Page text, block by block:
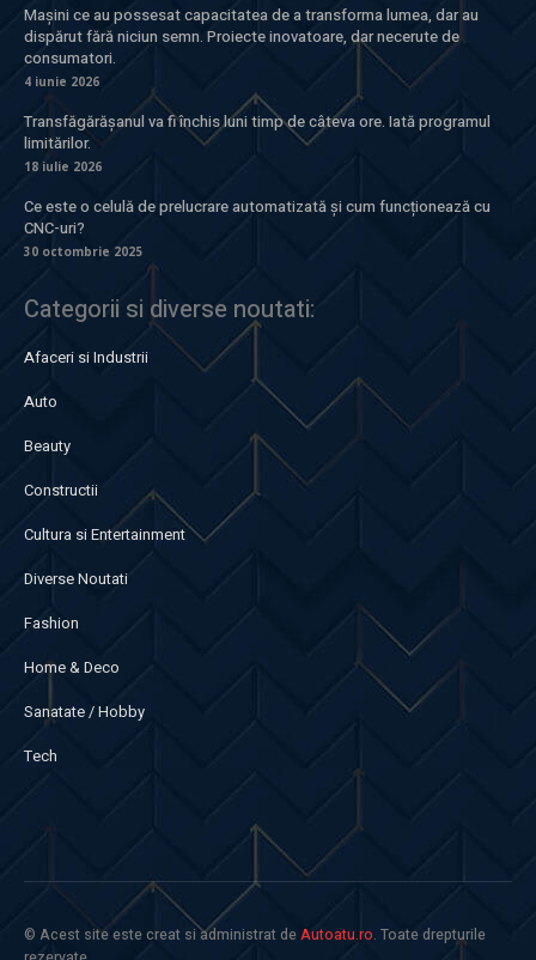
Mașini ce au possesat capacitatea de a transforma lumea, dar au
dispărut fără niciun semn. Proiecte inovatoare, dar necerute de
consumatori.
4 iunie 2026
Transfăgărășanul va fi închis luni timp de câteva ore. Iată programul
limitărilor.
18 iulie 2026
Ce este o celulă de prelucrare automatizată și cum funcționează cu
CNC-uri?
30 octombrie 2025
Categorii si diverse noutati:
Afaceri si Industrii
Auto
Beauty
Constructii
Cultura si Entertainment
Diverse Noutati
Fashion
Home & Deco
Sanatate / Hobby
Tech
© Acest site este creat si administrat deAutoatu.ro. Toate drepturile